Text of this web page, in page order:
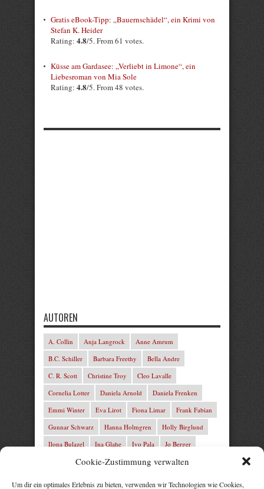
Cookie-Zustimmung verwalten
Um dir ein optimales Erlebnis zu bieten, verwenden wir Technologien wie Cookies,
Gratis eBook-Tipp: „Bauernschädel“, ein Krimi von
Stefan K. Heider
Rating: 4.8/5. From 61 votes.
Küsse am Gardasee: „Verliebt in Limone“, ein
Liebesroman von Mia Sole
Rating: 4.8/5. From 48 votes.
AUTOREN
A. Collin Anja Langrock
Anne Amrum
B.C. Schiller
Barbara Freethy
Bella Andre
C. R. Scott
Christine Troy
Cleo Lavalle
Cornelia Lotter
Daniela Arnold
Daniela Frenken
Emmi Winter
Eva Lirot Fiona Limar
Frank Fabian
Gunnar Schwarz
Hanna Holmgren
Holly Birglund
Ilona Bulazel
Ina Glahe Ivo Pala
Jo Berger
Josefine Weiss
Josie Charles
Karin Lindberg